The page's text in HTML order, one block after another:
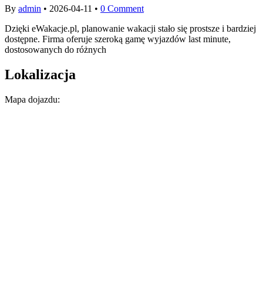
By admin • 2026-04-11 • 0 Comment
Dzięki eWakacje.pl, planowanie wakacji stało się prostsze i bardziej
dostępne. Firma oferuje szeroką gamę wyjazdów last minute,
dostosowanych do różnych
Lokalizacja
Mapa dojazdu: